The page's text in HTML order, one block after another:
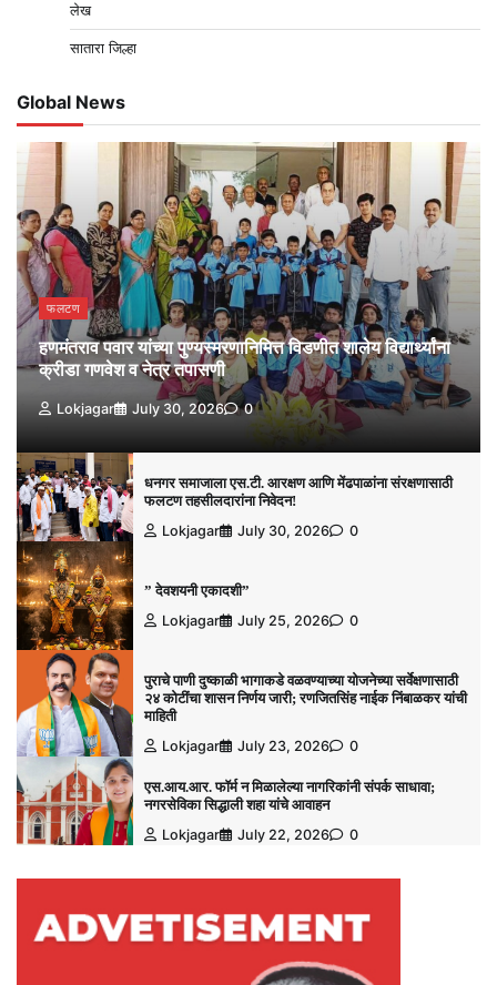
लेख
सातारा जिल्हा
Global News
फलटण
हणमंतराव पवार यांच्या पुण्यस्मरणानिमित्त विडणीत शालेय विद्यार्थ्यांना
क्रीडा गणवेश व नेत्र तपासणी
Lokjagar July 30, 2026 0
धनगर समाजाला एस.टी. आरक्षण आणि मेंढपाळांना संरक्षणासाठी
फलटण तहसीलदारांना निवेदन!
Lokjagar
July 30, 2026 0
” देवशयनी एकादशी”
Lokjagar
July 25, 2026 0
पुराचे पाणी दुष्काळी भागाकडे वळवण्याच्या योजनेच्या सर्वेक्षणासाठी
२४ कोटींचा शासन निर्णय जारी; रणजितसिंह नाईक निंबाळकर यांची
माहिती
Lokjagar
July 23, 2026 0
एस.आय.आर. फॉर्म न मिळालेल्या नागरिकांनी संपर्क साधावा;
नगरसेविका सिद्धाली शहा यांचे आवाहन
Lokjagar
July 22, 2026 0